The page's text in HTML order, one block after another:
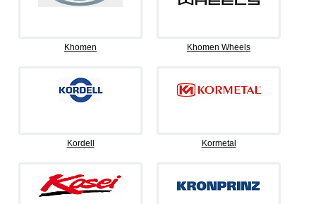
Khomen Khomen Wheels
Kordell Kormetal